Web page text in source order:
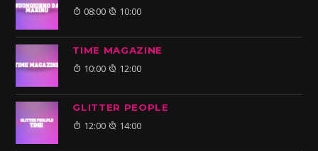
08:00 10:00
TIME MAGAZINE
10:00 12:00
GLITTER PEOPLE
12:00 14:00